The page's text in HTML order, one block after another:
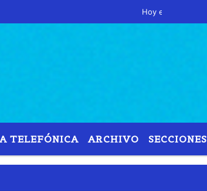
Hoy es Sábado 8 de
TELEFÓNICA ARCHIVO SECCIONES